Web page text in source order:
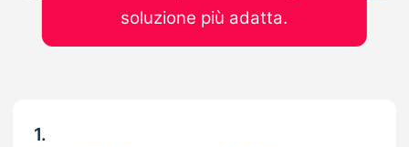
1.
soluzione più adatta.